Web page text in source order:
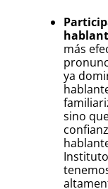
más
ya
sino